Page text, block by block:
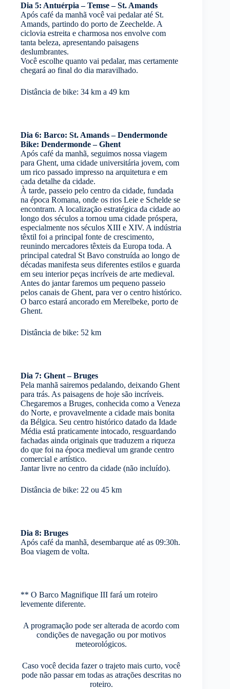
Dia 5: Antuérpia – Temse – St. Amands
Após café da manhã você vai pedalar até St.
Amands, partindo do porto de Zeechelde. A
ciclovia estreita e charmosa nos envolve com
tanta beleza, apresentando paisagens
deslumbrantes.
Você escolhe quanto vai pedalar, mas certamente
chegará ao final do dia maravilhado.
Distância de bike: 34 km a 49 km
Dia 6: Barco: St. Amands – Dendermonde
Bike: Dendermonde – Ghent
Após café da manhã, seguimos nossa viagem
para Ghent, uma cidade universitária jovem, com
um rico passado impresso na arquitetura e em
cada detalhe da cidade.
À tarde, passeio pelo centro da cidade, fundada
na época Romana, onde os rios Leie e Schelde se
encontram. A localização estratégica da cidade ao
longo dos séculos a tornou uma cidade próspera,
especialmente nos séculos XIII e XIV. A indústria
têxtil foi a principal fonte de crescimento,
reunindo mercadores têxteis da Europa toda. A
principal catedral St Bavo construída ao longo de
décadas manifesta seus diferentes estilos e guarda
em seu interior peças incríveis de arte medieval.
Antes do jantar faremos um pequeno passeio
pelos canais de Ghent, para ver o centro histórico.
O barco estará ancorado em Merelbeke, porto de
Ghent.
Distância de bike: 52 km
Dia 7: Ghent – Bruges
Pela manhã sairemos pedalando, deixando Ghent
para trás. As paisagens de hoje são incríveis.
Chegaremos a Bruges, conhecida como a Veneza
do Norte, e provavelmente a cidade mais bonita
da Bélgica. Seu centro histórico datado da Idade
Média está praticamente intocado, resguardando
fachadas ainda originais que traduzem a riqueza
do que foi na época medieval um grande centro
comercial e artístico.
Jantar livre no centro da cidade (não incluído).
Distância de bike: 22 ou 45 km
Dia 8: Bruges
Após café da manhã, desembarque até as 09:30h.
Boa viagem de volta.
** O Barco Magnifique III fará um roteiro
levemente diferente.
A programação pode ser alterada de acordo com
condições de navegação ou por motivos
meteorológicos.
Caso você decida fazer o trajeto mais curto, você
pode não passar em todas as atrações descritas no
roteiro.